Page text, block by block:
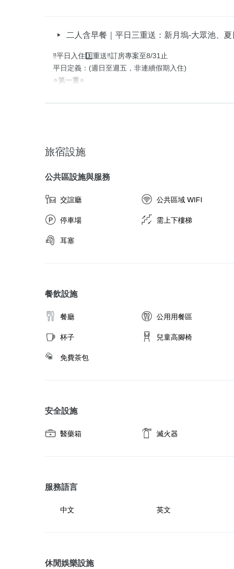
✅不限年齡，皆可使用。
✅即日起～9/30前 或 直到氣墊泳池被玩壞為止 🤭。
✅活動時間：每週五至一，10:00-17：30。
🔹【新月塢-新竹縣尖石鄉160號】
🔹【金哪吒-新竹縣橫山鄉內灣村中山街二段】
▪️四人入住，請選擇本專案。
不含晚餐，可自帶喜好的食材，或向園區加購火鍋套組。
▪️園區規劃有烹飪用餐區，並提供食材冰箱、卡式爐、鍋、
務。可自備瓦斯罐，或向園區購買。
▪️因山區入夜後氣候易起大霧，且部份路段為單向會車沒有
✅大眾池需著泳裝、泳帽方可入池，詳細規範依現場為主
✅ 免費票卷或無支付房款入住之訂單無贈送。
🔹【新月塢-新竹縣尖石鄉160號】
🔹【新月塢-新竹縣尖石鄉160號】
⭐第三重⭐
✅雙人賽車券乙張。
✅營業時間：依店家為主。
✅ 免費票卷或無支付房款入住之訂單無贈送。
🔹【金哪吒-新竹縣橫山鄉內灣村中山街二段】
不含晚餐，可自帶喜好的食材，或向園區加購火鍋套組。
▪️園區規劃有烹飪用餐區，並提供食材冰箱、卡式爐、鍋、
務。可自備瓦斯罐，或向園區購買。
影響駕駛安全，故最晚入住時間為：19:00 (若延遲抵達
刮鬍刀 /拖鞋...等。
二人含早餐｜平日三重送：新月塢-大眾池、
‼️平日入住3️⃣重送‼️訂房專案至8/31止
平日定義：(週日至週五，非連續假期入住)
⭐第一重⭐
🔹【新月塢-新竹縣尖石鄉160號】
⭐第二重⭐
✅不限年齡，皆可使用。
✅即日起～9/30前 或 直到氣墊泳池被玩壞為止 🤭。
✅活動時間：每週五至一，10:00-17：30。
🔹【新月塢-新竹縣尖石鄉160號】
✅雙人賽車券乙張。
✅營業時間：依店家為主。
✅ 免費票卷或無支付房款入住之訂單無贈送。
▪️房價含隔日兩份早餐，並加贈入住當日滷肉飯、甜飲品自
▪️因山區入夜後氣候易起大霧，且部份路段為單向會車沒有
▪️配合環保署政策，自2025/1/1起，不再提供一次性備品：
旅宿設施
公共區設施與服務
交誼廳 公共區域 WIFI
停車場 需上下樓梯
耳塞
餐飲設施
餐廳 公用用餐區
杯子 兒童高腳椅
免費茶包
安全設施
醫藥箱 滅火器
服務語言
中文 英文
休閒娛樂設施